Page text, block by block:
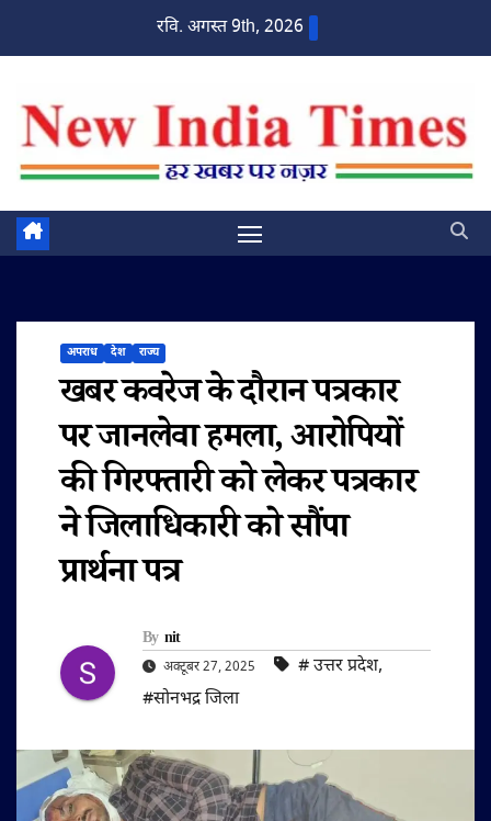
रवि. अगस्त 9th, 2026
अपराध देश राज्य
खबर कवरेज के दौरान पत्रकार
पर जानलेवा हमला, आरोपियों
की गिरफ्तारी को लेकर पत्रकार
ने जिलाधिकारी को सौंपा
प्रार्थना पत्र
By nit
अक्टूबर 27, 2025 #‌ उत्तर प्रदेश,
#सोनभद्र जिला